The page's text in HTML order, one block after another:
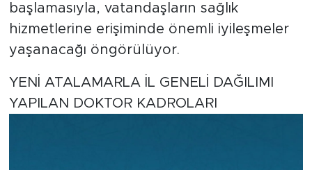
başlamasıyla, vatandaşların sağlık
hizmetlerine erişiminde önemli iyileşmeler
yaşanacağı öngörülüyor.
YENİ ATALAMARLA İL GENELİ DAĞILIMI
YAPILAN DOKTOR KADROLARI